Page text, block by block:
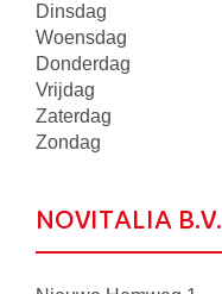
Dinsdag
Woensdag
Donderdag
Vrijdag
Zaterdag
Zondag
NOVITALIA B.V.